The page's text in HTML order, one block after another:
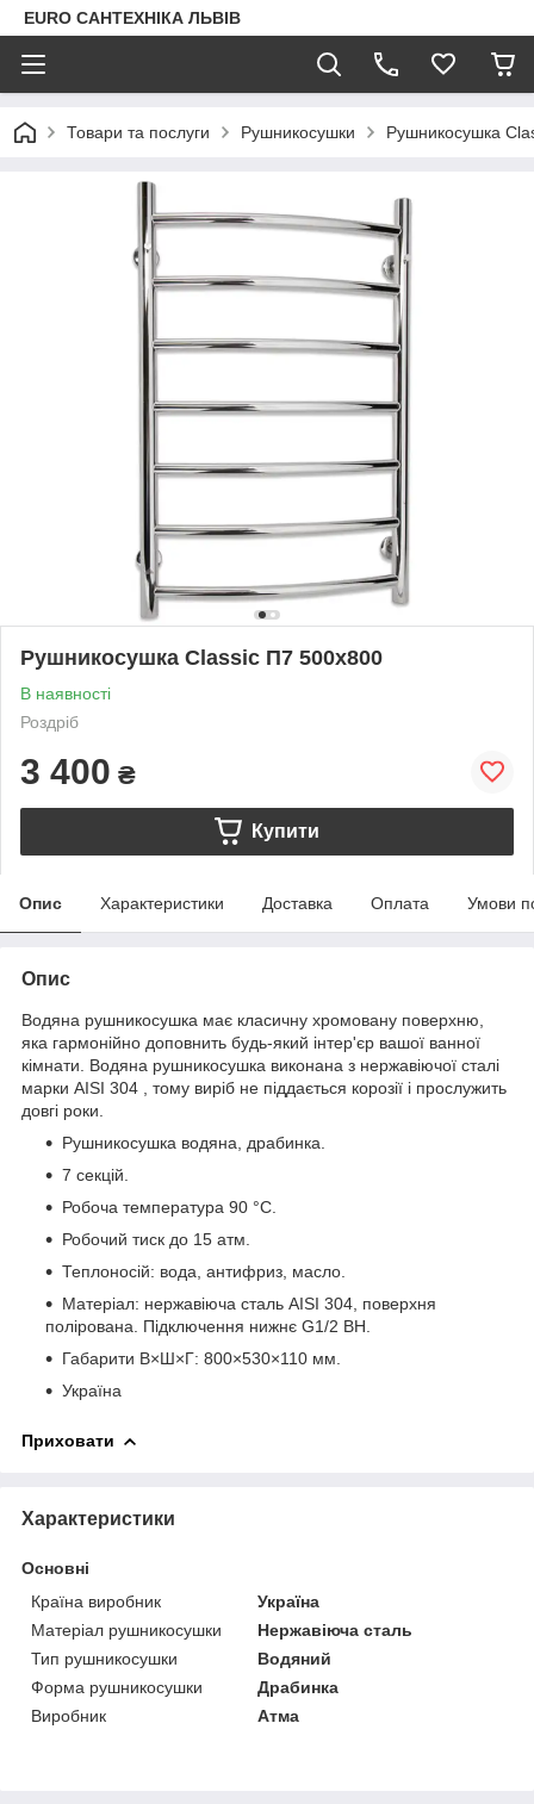
EURO САНТЕХНІКА ЛЬВІВ
Товари та послуги Рушникосушки Рушникосушка
Рушникосушка Classic П7 500х800
В наявності
Роздріб
3 400 ₴
Купити
Опис Характеристики Доставка Оплата Умови
Опис
Водяна рушникосушка має класичну хромовану поверхню,
яка гармонійно доповнить будь-який інтер'єр вашої ванної
кімнати. Водяна рушникосушка виконана з нержавіючої сталі
марки AISI 304 , тому виріб не піддається корозії і прослужить
довгі роки.
Рушникосушка водяна, драбинка.
7 секцій.
Робоча температура 90 °С.
Робочий тиск до 15 атм.
Теплоносій: вода, антифриз, масло.
Матеріал: нержавіюча сталь AISI 304, поверхня
полірована. Підключення нижнє G1/2 ВН.
Габарити В×Ш×Г: 800×530×110 мм.
Україна
Приховати
Характеристики
Основні
Країна виробник
Україна
Матеріал рушникосушки
Нержавіюча сталь
Тип рушникосушки
Водяний
Форма рушникосушки
Драбинка
Виробник
Атма